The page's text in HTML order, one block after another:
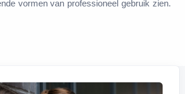
vormen van professioneel gebruik zien.